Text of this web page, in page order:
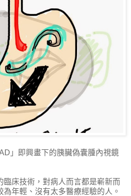
」即興畫下的胰臟偽囊腫內視鏡
臨床技術，對病人而言都是嶄新而
年輕、沒有太多醫療經驗的人。